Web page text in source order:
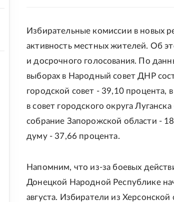
Избирательные комиссии в новых
активность местных жителей. Об
и досрочного голосования. По
выборах в Народный совет ДНР
городской совет - 39,10
в совет городского округа
собрание Запорожской области -
думу - 37,66 процента.
Напомним, что из-за боевых
Донецкой Народной Республике
августа. Избиратели из